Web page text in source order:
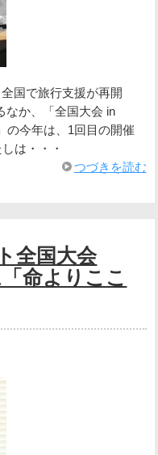
国で旅行支援が再開
なか、「全国大会 in
の今年は、1回目の開催
は・・・
つづきを読む
全国大会
命よりここ